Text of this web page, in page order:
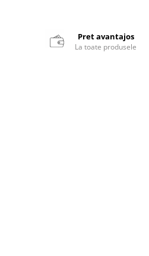
Pret avantajos
La toate produsele